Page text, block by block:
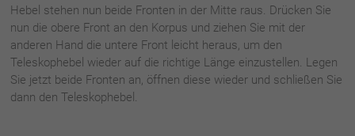
Hebel stehen nun beide Fronten in der Mitte raus. Drücken Sie
nun die obere Front an den Korpus und ziehen Sie mit der
anderen Hand die untere Front leicht heraus, um den
Teleskophebel wieder auf die richtige Länge einzustellen. Legen
Sie jetzt beide Fronten an, öffnen diese wieder und schließen Sie
dann den Teleskophebel.